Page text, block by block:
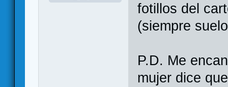
fotillos del
(siempre
P.D. Me
mujer dice